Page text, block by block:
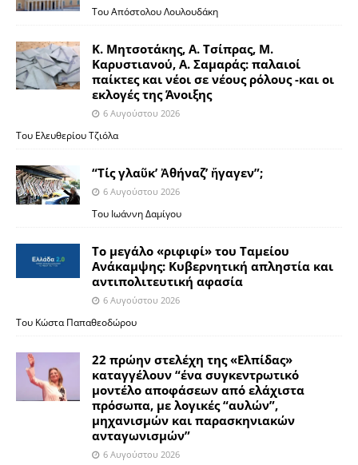
Του Απόστολου Λουλουδάκη
Κ. Μητσοτάκης, Α. Τσίπρας, Μ.
Καρυστιανού, Α. Σαμαράς: παλαιοί
παίκτες και νέοι σε νέους ρόλους -και οι
εκλογές της Άνοιξης
6 Αυγούστου 2026
Του Ελευθερίου Τζιόλα
“Τίς γλαῦκ’ Ἀθήναζ’ ἤγαγεν”;
6 Αυγούστου 2026
Του Ιωάννη Δαμίγου
Το μεγάλο «ριφιφί» του Ταμείου
Ανάκαμψης: Κυβερνητική απληστία και
αντιπολιτευτική αφασία
6 Αυγούστου 2026
Του Κώστα Παπαθεοδώρου
22 πρώην στελέχη της «Ελπίδας»
καταγγέλουν “ένα συγκεντρωτικό
μοντέλο αποφάσεων από ελάχιστα
πρόσωπα, με λογικές “αυλών”,
μηχανισμών και παρασκηνιακών
ανταγωνισμών”
6 Αυγούστου 2026